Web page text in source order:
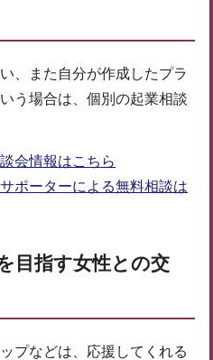
、また自分が作成したプラ
う場合は、個別の起業相談
会情報はこちら
ポーターによる無料相談は
目指す女性との交
プなどは、応援してくれる